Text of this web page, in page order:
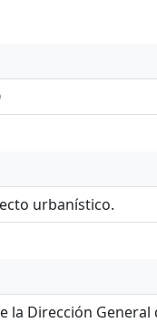
urbanístico.
la Dirección